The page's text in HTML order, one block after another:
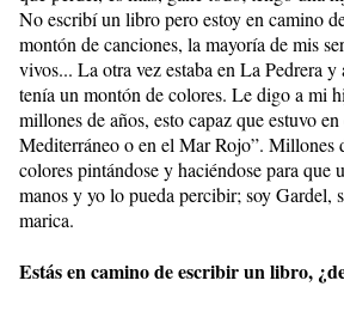
No escribí un libro pero estoy en camino
montón de canciones, la mayoría de mis
vivos... La otra vez estaba en La Pedrera y
tenía un montón de colores. Le digo a mi
millones de años, esto capaz que estuvo
Mediterráneo o en el Mar Rojo”. Millones
colores pintándose y haciéndose para que
manos y yo lo pueda percibir; soy Gardel,
marica.
Estás en camino de escribir un libro,